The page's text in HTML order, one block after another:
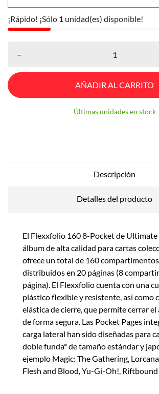
¡Rápido! ¡Sólo 1 unidad(es) disponible!
–
AÑADIR AL CARRITO
Últimas unidades en stock
Descripción
Detalles del producto
El Flexxfolio 160 8-Pocket de Ultimate
álbum de alta calidad para cartas
ofrece un total de 160
distribuidos en 20 páginas (8
página). El Flexxfolio cuenta con una
plástico flexible y resistente, así como
elástica de cierre, que permite cerrar el
de forma segura. Las Pocket Pages
carga lateral han sido diseñadas para
doble funda* de tamaño estándar y
ejemplo Magic: The Gathering,
Flesh and Blood, Yu-Gi-Oh!,